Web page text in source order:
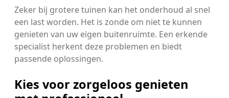
Zeker bij grotere tuinen kan het onderhoud al snel
een last worden. Het is zonde om niet te kunnen
genieten van uw eigen buitenruimte. Een erkende
specialist herkent deze problemen en biedt
passende oplossingen.
Kies voor zorgeloos genieten